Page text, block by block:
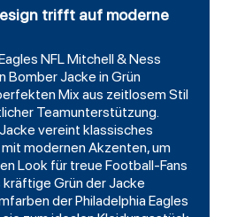
trifft auf moderne
NFL Mitchell & Ness
Bomber Jacke in Grün
Mix aus zeitlosem Stil
Teamunterstützung.
vereint klassisches
modernen Akzenten, um
Look für treue Football-Fans
kräftige Grün der Jacke
der Philadelphia Eagles